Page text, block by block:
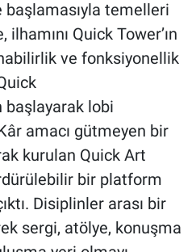
temelleri
Quick Tower’ın
ve fonksiyonellik
başlayarak lobi
amacı gütmeyen bir
kurulan Quick Art
bir platform
Disiplinler arası bir
sergi, atölye, konuşma